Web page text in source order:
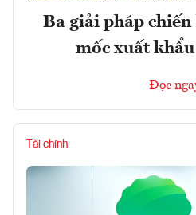
Ba giải pháp
mốc xuất
Đọc
Tài chính